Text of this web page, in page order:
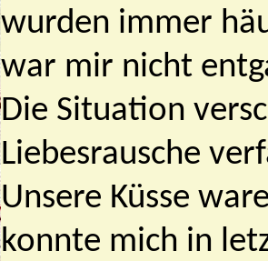
wurden immer
war mir nicht
Die Situation
Liebesrausche
Unsere Küsse
konnte mich in